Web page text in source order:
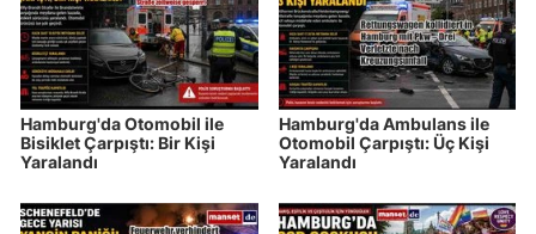
Hamburg'da Otomobil ile
Bisiklet Çarpıştı: Bir Kişi
Yaralandı
Hamburg'da Ambulans ile
Otomobil Çarpıştı: Üç Kişi
Yaralandı